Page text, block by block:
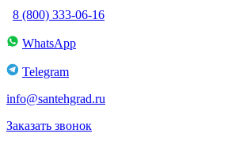
8 (800) 333-06-16
WhatsApp
Telegram
info@santehgrad.ru
Заказать звонок